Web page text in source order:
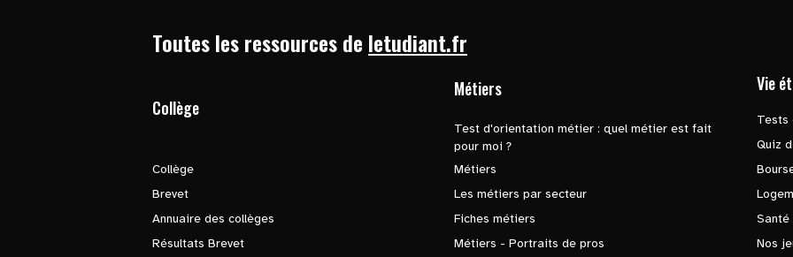
Toutes les ressources de letudiant.fr
Collège
Collège
Brevet
Annuaire des collèges
Résultats Brevet
Métiers
Test d'orientation métier : quel métier est fait
pour moi ?
Métiers
Les métiers par secteur
Fiches métiers
Métiers - Portraits de pros
Vie
Tests
Quiz
Santé
Nos